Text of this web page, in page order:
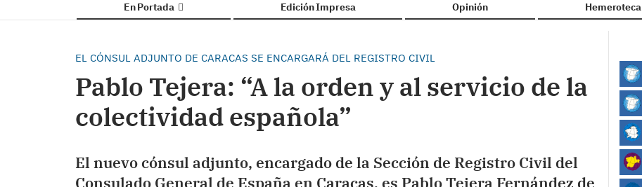
En Portada Edición Impresa Opinión Hemeroteca
EL CÓNSUL ADJUNTO DE CARACAS SE ENCARGARÁ DEL REGISTRO CIVIL
Pablo Tejera: “A la orden y al servicio de la
colectividad española”
El nuevo cónsul adjunto, encargado de la Sección de Registro Civil del
Consulado General de España en Caracas, es Pablo Tejera Fernández de